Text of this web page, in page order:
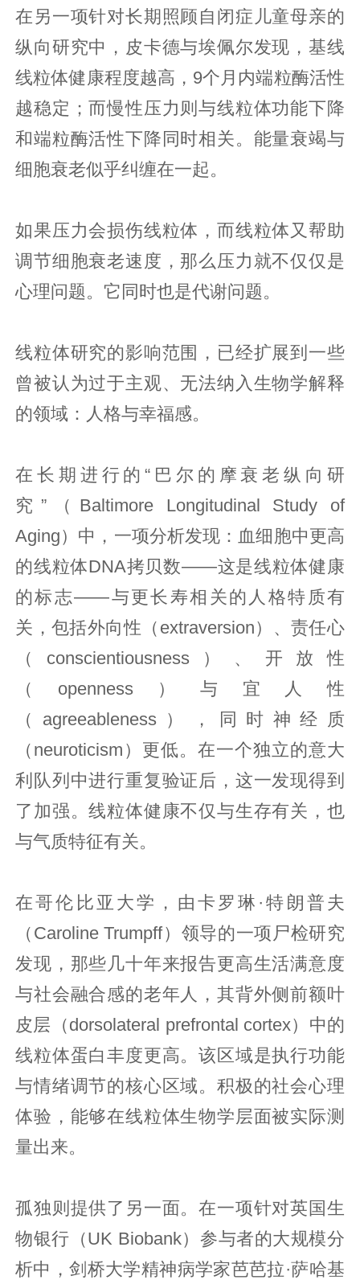
在另一项针对长期照顾自闭症儿童母亲的
纵向研究中，皮卡德与埃佩尔发现，基线
线粒体健康程度越高，9个月内端粒酶活性
越稳定；而慢性压力则与线粒体功能下降
和端粒酶活性下降同时相关。能量衰竭与
细胞衰老似乎纠缠在一起。
如果压力会损伤线粒体，而线粒体又帮助
调节细胞衰老速度，那么压力就不仅仅是
心理问题。它同时也是代谢问题。
线粒体研究的影响范围，已经扩展到一些
曾被认为过于主观、无法纳入生物学解释
的领域：人格与幸福感。
在长期进行的“巴尔的摩衰老纵向研
究”（Baltimore Longitudinal Study of
Aging）中，一项分析发现：血细胞中更高
的线粒体DNA拷贝数——这是线粒体健康
的标志——与更长寿相关的人格特质有
关，包括外向性（extraversion）、责任心
（conscientiousness）、开放性
（openness）与宜人性
（agreeableness），同时神经质
（neuroticism）更低。在一个独立的意大
利队列中进行重复验证后，这一发现得到
了加强。线粒体健康不仅与生存有关，也
与气质特征有关。
在哥伦比亚大学，由卡罗琳·特朗普夫
（Caroline Trumpff）领导的一项尸检研究
发现，那些几十年来报告更高生活满意度
与社会融合感的老年人，其背外侧前额叶
皮层（dorsolateral prefrontal cortex）中的
线粒体蛋白丰度更高。该区域是执行功能
与情绪调节的核心区域。积极的社会心理
体验，能够在线粒体生物学层面被实际测
量出来。
孤独则提供了另一面。在一项针对英国生
物银行（UK Biobank）参与者的大规模分
析中，剑桥大学精神病学家芭芭拉·萨哈基